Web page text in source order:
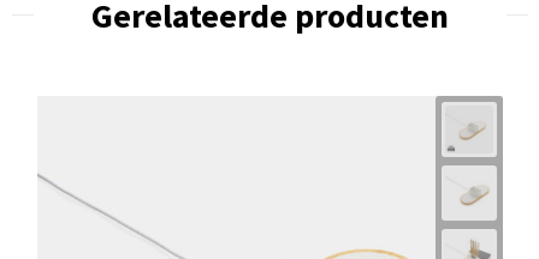
Gerelateerde producten